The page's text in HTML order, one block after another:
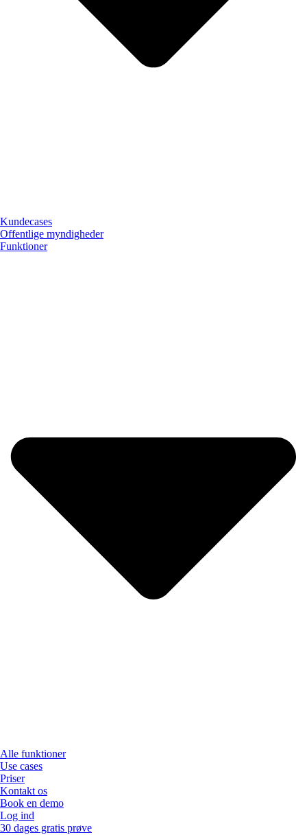
Kundecases
Offentlige myndigheder
Funktioner
Alle funktioner
Use cases
Priser
Kontakt os
Book en demo
Log ind
30 dages gratis prøve